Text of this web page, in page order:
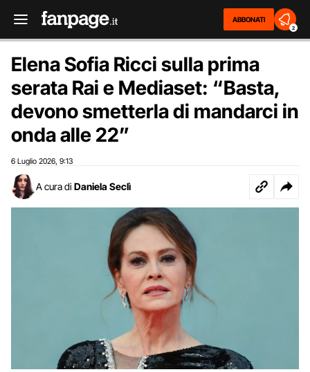
ABBONATI
2
Elena Sofia Ricci sulla prima
serata Rai e Mediaset: “Basta,
devono smetterla di mandarci in
onda alle 22”
6 Luglio 2026 9:13
A cura di Daniela Seclì